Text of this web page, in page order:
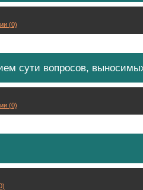
(0)
сути вопросов,
(0)